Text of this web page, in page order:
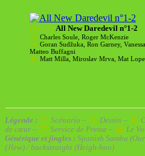
[46:17] All New Daredevil n°1-2
Charles Soule, Roger McKenzie
Goran Sudžuka, Ron Garney,
Matteo Buffagni
Matt Milla, Miroslav Mrva, Mat
Légende : Scénario – Dessin –
de cœur –
Service de Presse –
Le
Générique et jingles : Spanish Samba
(Jlew) /backstraight (Heigh-hoo)